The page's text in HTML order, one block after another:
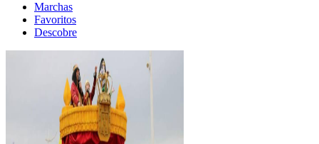
Marchas
Favoritos
Descobre